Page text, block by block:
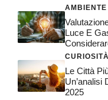
AMBIENTE
Luce E
CURIOSITÀ
Le Città
Un’analisi
2025